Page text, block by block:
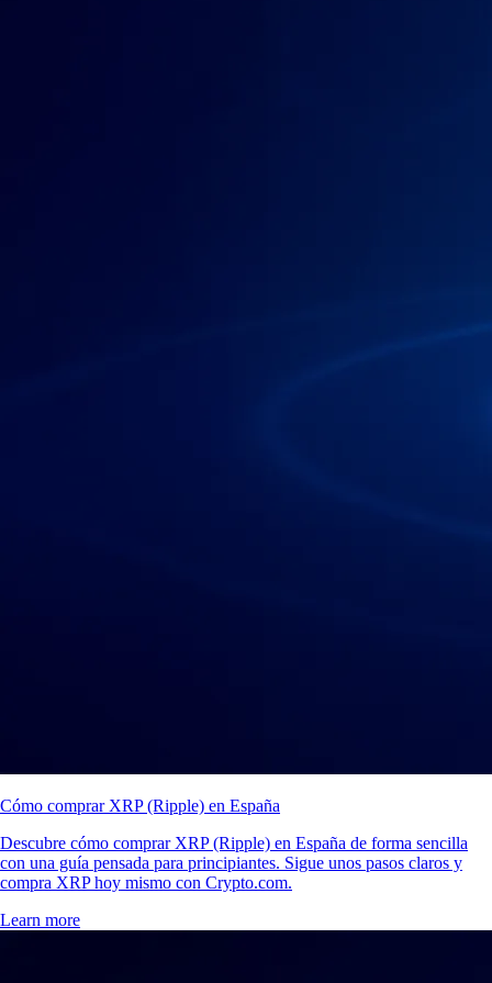
Cómo comprar XRP (Ripple) en España
Descubre cómo comprar XRP (Ripple) en España de forma sencilla
con una guía pensada para principiantes. Sigue unos pasos claros y
compra XRP hoy mismo con Crypto.com.
Learn more